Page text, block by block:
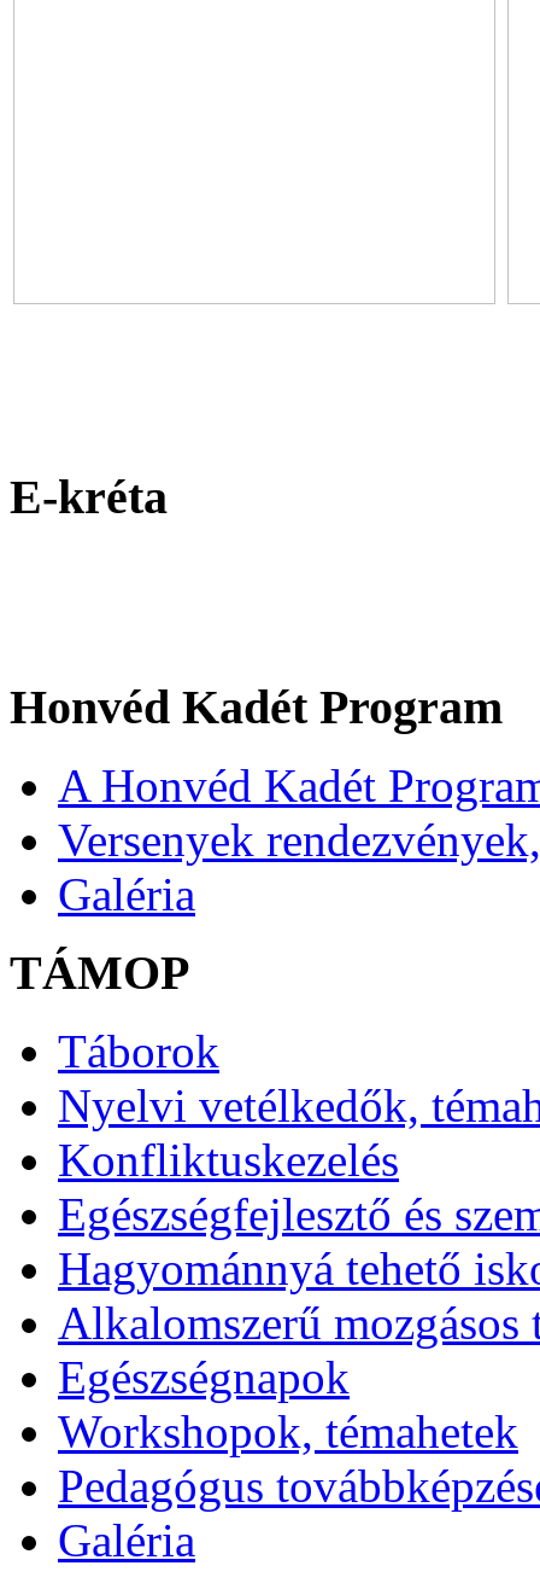
E-kréta
Honvéd Kadét Program
A Honvéd Kadét
Versenyek
Galéria
TÁMOP
Táborok
Nyelvi vetélkedők,
Konfliktuskezelés
Egészségfejlesztő és
Hagyománnyá tehető
Alkalomszerű mozgásos
Egészségnapok
Workshopok, témahetek
Pedagógus
Galéria